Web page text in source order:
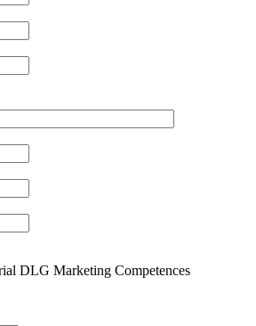
DLG Marketing Competences